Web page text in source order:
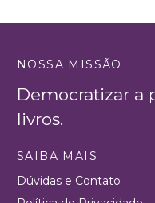
NOSSA MISSÃO
Democratizar a
livros.
SAIBA MAIS
Dúvidas e Contato